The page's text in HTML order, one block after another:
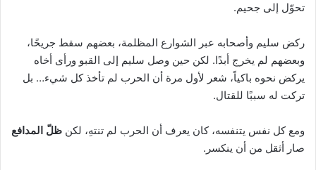
تحوّل إلى جحيم.
ركض سليم وأصحابه عبر الشوارع المظلمة، بعضهم سقط جريحًا،
وبعضهم لم يخرج أبدًا. لكن حين وصل سليم إلى القبو ورأى أخاه
يركض نحوه باكياً، شعر لأول مرة أن الحرب لم تأخذ كل شيء… بل
تركت له سببًا للقتال.
ومع كل نفس يتنفسه، كان يعرف أن الحرب لم تنتهِ، لكن ظلّ المدافع
صار أثقل من أن ينكسر.